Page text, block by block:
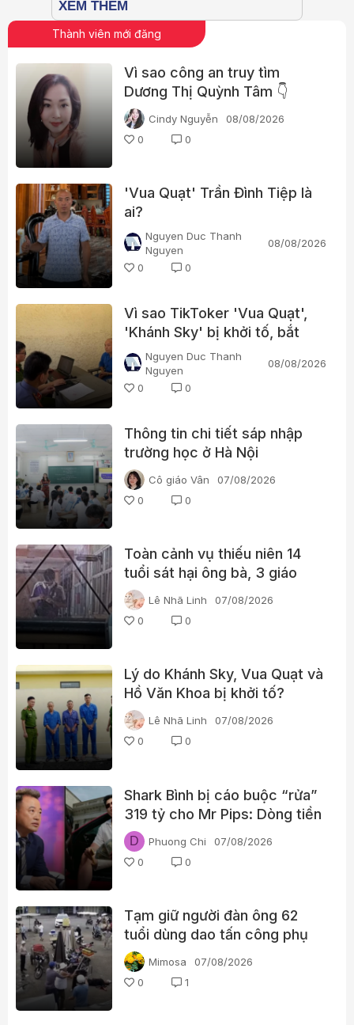
Thành viên mới đăng
Vì sao công an truy tìm
Dương Thị Quỳnh Tâm 👇
Cindy Nguyễn
08/08/2026
0
0
'Vua Quạt' Trần Đình Tiệp là
ai?
Nguyen Duc Thanh
Nguyen
08/08/2026
0
0
Vì sao TikToker 'Vua Quạt',
'Khánh Sky' bị khởi tố, bắt
tạm giam?
Nguyen Duc Thanh
Nguyen
08/08/2026
0
0
Thông tin chi tiết sáp nhập
trường học ở Hà Nội
Cô giáo Vân
07/08/2026
0
0
Toàn cảnh vụ thiếu niên 14
tuổi sát hại ông bà, 3 giáo
viên và 3 học sinh
Lê Nhã Linh
07/08/2026
0
0
Lý do Khánh Sky, Vua Quạt và
Hồ Văn Khoa bị khởi tố?
Lê Nhã Linh
07/08/2026
0
0
Shark Bình bị cáo buộc “rửa”
319 tỷ cho Mr Pips: Dòng tiền
đã đi qua Ngân Lượng như thế
nào?
D Phuong Chi
07/08/2026
0
0
Tạm giữ người đàn ông 62
tuổi dùng dao tấn công phụ
nữ giữa chợ
Mimosa
07/08/2026
0
1